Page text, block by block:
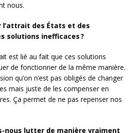
nous.
l’attrait des États et des
solutions inefficaces?
est lié au fait que ces solutions
de fonctionner de la même manière.
qu’on n’est pas obligés de changer
mais juste de les compenser en
Ça permet de ne pas repenser nos
nous lutter de manière vraiment